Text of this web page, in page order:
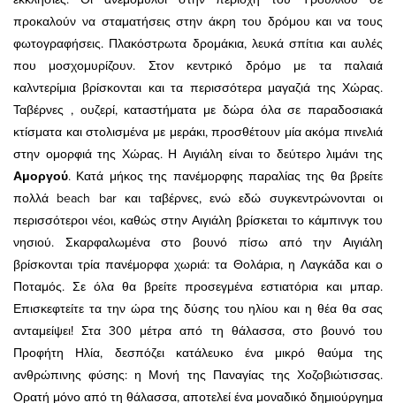
προκαλούν να σταματήσεις στην άκρη του δρόμου και να τους
φωτογραφήσεις. Πλακόστρωτα δρομάκια, λευκά σπίτια και αυλές
που μοσχομυρίζουν. Στον κεντρικό δρόμο με τα παλαιά
καλντερίμια βρίσκονται και τα περισσότερα μαγαζιά της Χώρας.
Ταβέρνες , ουζερί, καταστήματα με δώρα όλα σε παραδοσιακά
κτίσματα και στολισμένα με μεράκι, προσθέτουν μία ακόμα πινελιά
στην ομορφιά της Χώρας. Η Αιγιάλη είναι το δεύτερο λιμάνι της
Αμοργού. Κατά μήκος της πανέμορφης παραλίας της θα βρείτε
πολλά beach bar και ταβέρνες, ενώ εδώ συγκεντρώνονται οι
περισσότεροι νέοι, καθώς στην Αιγιάλη βρίσκεται το κάμπινγκ του
νησιού. Σκαρφαλωμένα στο βουνό πίσω από την Αιγιάλη
βρίσκονται τρία πανέμορφα χωριά: τα Θολάρια, η Λαγκάδα και ο
Ποταμός. Σε όλα θα βρείτε προσεγμένα εστιατόρια και μπαρ.
Επισκεφτείτε τα την ώρα της δύσης του ηλίου και η θέα θα σας
ανταμείψει! Στα 300 μέτρα από τη θάλασσα, στο βουνό του
Προφήτη Ηλία, δεσπόζει κατάλευκο ένα μικρό θαύμα της
ανθρώπινης φύσης: η Μονή της Παναγίας της Χοζοβιώτισσας.
Ορατή μόνο από τη θάλασσα, αποτελεί ένα μοναδικό δημιούργημα